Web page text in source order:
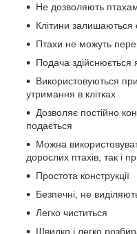
Не дозволяють
Клітини залишаються
Птахи не можуть
Подача здійснюється
Використовуються
утримання в клітках
Дозволяє постійно
подається
Можна
дорослих птахів, так і
Простота конструкції
Безпечні, не
Легко чиститься
Швидко і легко